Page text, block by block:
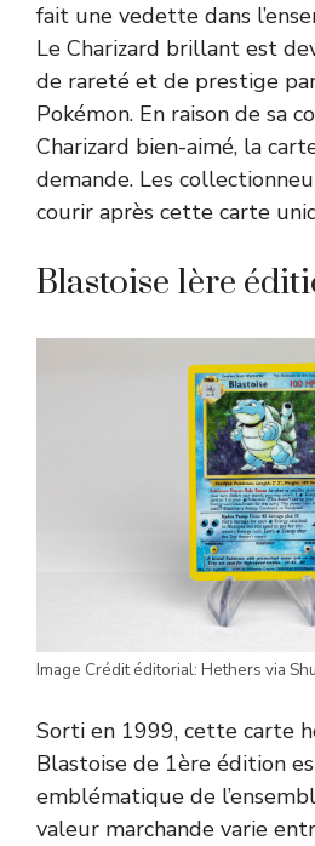
fait une vedette dans
Le Charizard brillant est
de rareté et de prestige
Pokémon. En raison de sa
Charizard bien-aimé, la
demande. Les
courir après cette carte
Blastoise 1ère
Image Crédit éditorial: Hethers via
Sorti en 1999, cette carte
Blastoise de 1ère édition
emblématique de
valeur marchande varie